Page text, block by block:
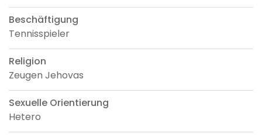
Beschäftigung
Tennisspieler
Religion
Zeugen Jehovas
Sexuelle Orientierung
Hetero